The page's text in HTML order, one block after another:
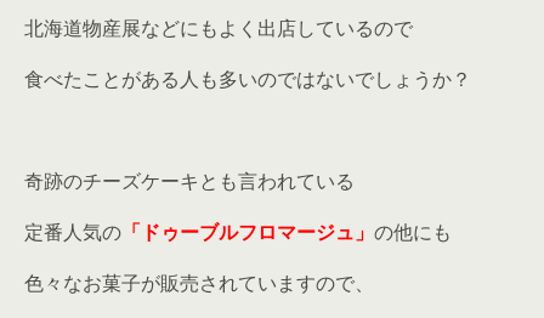
北海道物産展などにもよく出店しているので
食べたことがある人も多いのではないでしょうか？
奇跡のチーズケーキとも言われている
定番人気の 「ドゥーブルフロマージュ」 の他にも
色々なお菓子が販売されていますので、